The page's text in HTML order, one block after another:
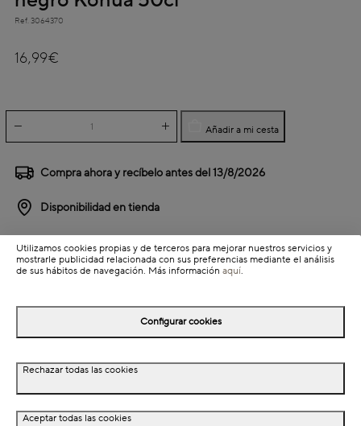
Ref. 3064370
16,99€
Añadir a mi cesta
Compra ahora y recíbelo antes del13/8/2026
Disponibilidad en tienda
Detalles del producto
Colección: Konua
Detalles del producto
Descripción
Utilizamos cookies propias y de terceros para mejorar nuestros servicios y
mostrarle publicidad relacionada con sus preferencias mediante el análisis
de sus hábitos de navegación. Más información aquí.
Configurar cookies
Rechazar todas las cookies
Aceptar todas las cookies